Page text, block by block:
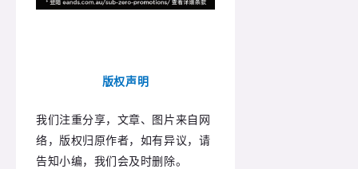
版权声明
我们注重分享，文章、图片来自网
络，版权归原作者，如有异议，请
告知小编，我们会及时删除。